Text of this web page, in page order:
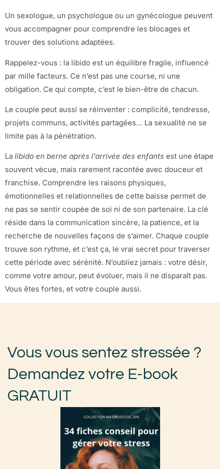
Un sexologue, un psychologue ou un gynécologue peuvent
vous accompagner pour comprendre les blocages et
trouver des solutions adaptées.
Rappelez-vous : la libido est un équilibre fragile, influencé
par mille facteurs. Ce n’est pas une course, ni une
obligation. Ce qui compte, c’est le bien-être de chacun.
Le couple peut aussi se réinventer : complicité, tendresse,
projets communs, activités partagées… La sexualité ne se
limite pas à la pénétration.
La libido en berne après l’arrivée des enfants est une étape
souvent vécue, mais rarement racontée avec douceur et
franchise. Comprendre les raisons physiques,
émotionnelles et relationnelles de cette baisse permet de
ne pas se sentir coupée de soi ni de son partenaire. La clé
réside dans la communication sincère, la patience, et la
recherche de nouvelles façons de s’aimer. Chaque couple
trouve son rythme, et c’est ça, le vrai secret pour traverser
cette période avec sérénité. N’oubliez jamais : votre désir,
comme votre amour, peut évoluer, mais il ne disparaît pas.
Vous êtes fortes, et votre couple aussi.
Vous vous sentez stressée ?
Demandez votre E-book
GRATUIT